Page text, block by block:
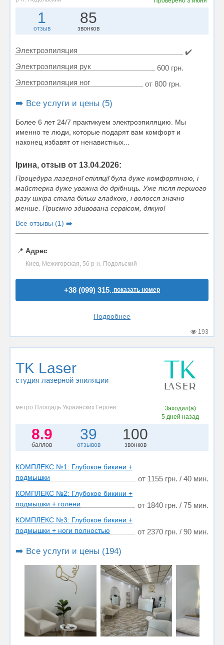
1
отзыв
85
звонков
Электроэпиляция
✔️
Электроэпиляция рук
600 грн.
Электроэпиляция ног
от 800 грн.
➡️ Все услуги и цены (5)
Более 6 лет 24/7 практикуем электроэпиляцию. Мы
именно те люди, которые подарят вам комфорт и
наконец избавят от ненавистных...
Ірина, отзыв от 13.04.2026:
Процедура лазерної епіляції була дуже комфортною, і
майстерка дуже уважна до дрібниць. Уже після першого
разу шкіра стала більш гладкою, і волосся значно
менше. Приємно здивована сервісом, дякую!
Все отзывы (1) ➡️
📍 Адрес
Киев, Межигорская, 56 р-н. Подольский
+38 (099) 315..показать номер
Подробнее
193
TK Laser
студия лазерной эпиляции
метро Площадь Украинских Героев
Заходил(а)
5 дней назад
8.9
баллов
39
отзывов
100
звонков
КОМПЛЕКС №1: Глубокое бикини +
подмышки
от 1155 грн. / 40 мин.
КОМПЛЕКС №2: Глубокое бикини +
подмышки + голени
от 1840 грн. / 75 мин.
КОМПЛЕКС №3: Глубокое бикини +
подмышки + ноги полностью
от 2370 грн. / 90 мин.
➡️ Все услуги и цены (194)